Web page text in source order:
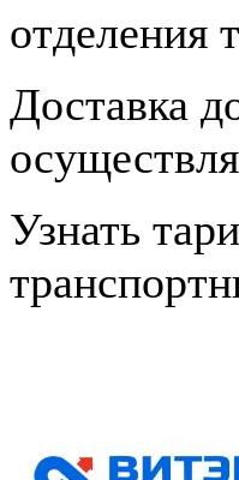
отделения
Доставка
Узнать